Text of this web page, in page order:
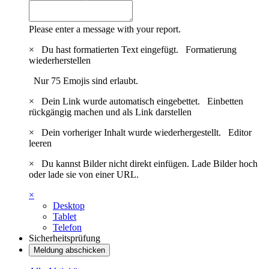
Please enter a message with your report.
×
Du hast formatierten Text eingefügt. Formatierung
wiederherstellen
Nur 75 Emojis sind erlaubt.
×
Dein Link wurde automatisch eingebettet. Einbetten
rückgängig machen und als Link darstellen
×
Dein vorheriger Inhalt wurde wiederhergestellt. Editor
leeren
×
Du kannst Bilder nicht direkt einfügen. Lade Bilder hoch
oder lade sie von einer URL.
×
Desktop
Tablet
Telefon
Sicherheitsprüfung
Meldung abschicken